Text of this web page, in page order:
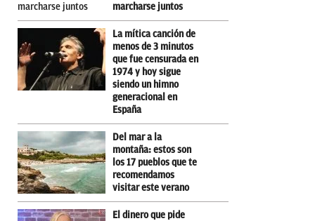
marcharse juntos
La mítica canción de
menos de 3 minutos
que fue censurada en
1974 y hoy sigue
siendo un himno
generacional en
España
Del mar a la
montaña: estos son
los 17 pueblos que te
recomendamos
visitar este verano
El dinero que pide